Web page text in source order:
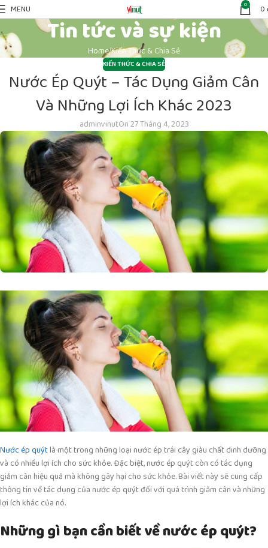
MENU 0 0
Tin tức và sự kiện
HomeKiến Thức & Chia Sẻ
KIẾN THỨC & CHIA SẺ
Nước Ép Quýt – Tác Dụng Giảm Cân
Và Những Lợi Ích Khác 2023
adminvinutOn 27 Tháng 4, 2023
Nước ép quýtlà một trong những loại nước ép trái cây giàu chất dinh dưỡng
và có nhiều lợi ích cho sức khỏe. Đặc biệt, nước ép quýt còn có tác dụng
giảm cân hiệu quả mà không gây hại cho sức khỏe. Bài viết này sẽ cung cấp
thông tin về tác dụng của nước ép quýt đối với quá trình giảm cân và những
lợi ích khác của nó.
Những gì bạn cần biết về nước ép quýt?